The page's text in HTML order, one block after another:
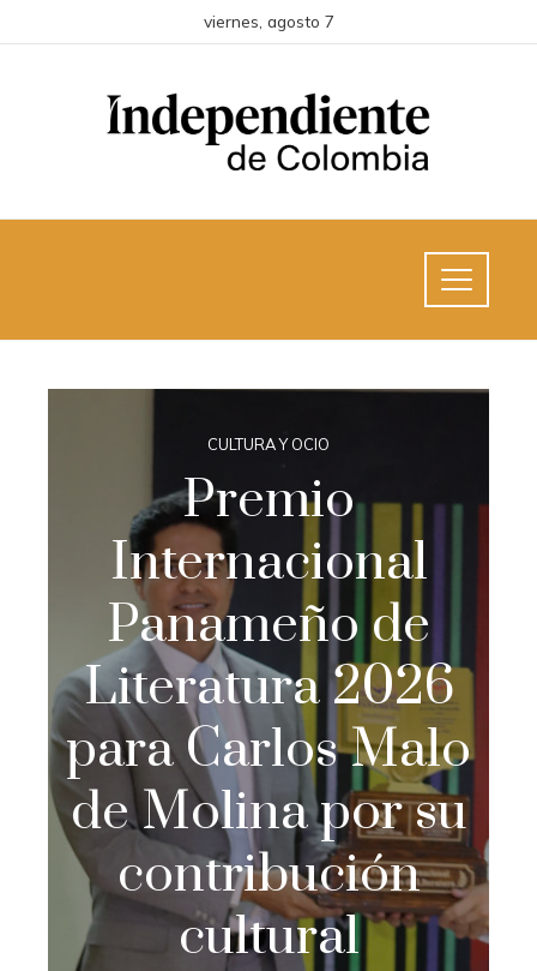
viernes, agosto 7
CULTURA Y OCIO
Premio
Internacional
Panameño de
Literatura 2026
para Carlos Malo
de Molina por su
contribución
cultural